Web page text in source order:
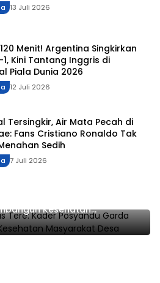
13 Juli 2026
Menit! Argentina Singkirkan
1, Kini Tantang Inggris di
Piala Dunia 2026
12 Juli 2026
Tersingkir, Air Mata Pecah di
Fans Cristiano Ronaldo Tak
Sedih
7 Juli 2026
Tere: Kader Posyandu
Kesehatan